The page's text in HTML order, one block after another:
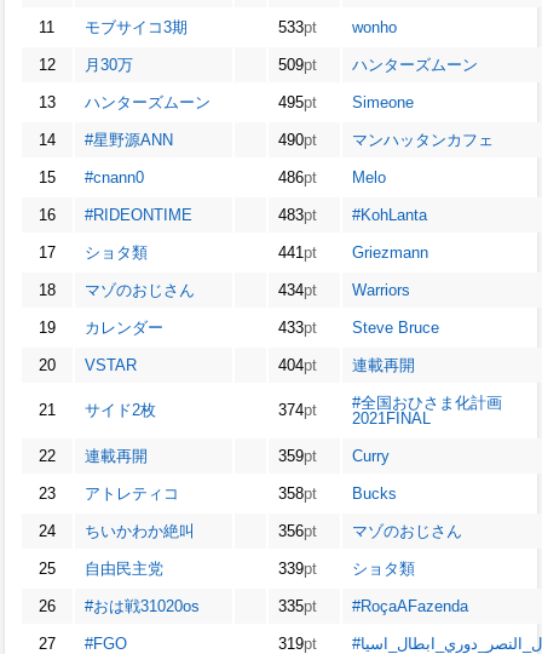
11 モブサイコ3期 533pt wonho
12 月30万 509pt ハンターズムーン
13 ハンターズムーン 495pt Simeone
14 #星野源ANN 490pt マンハッタンカフェ
15 #cnann0 486pt Melo
16 #RIDEONTIME 483pt #KohLanta
17 ショタ類 441 pt Griezmann
18 マゾのおじさん 434pt Warriors
19 カレンダー 433pt Steve Bruce
20 VSTAR 404pt 連載再開
21 サイド2枚 374pt
#全国おひさま化計画
2021FINAL
22 連載再開 359pt Curry
23 アトレティコ 358pt Bucks
24 ちいかわか絶叫 356pt マゾのおじさん
25 自由民主党 339pt ショタ類
26 #おは戦31020os 335pt #RoçaAFazenda
27 #FGO 319pt